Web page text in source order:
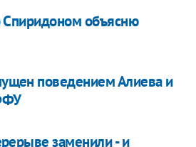
Спиридоном объясню
поведением Алиева и
заменили - и